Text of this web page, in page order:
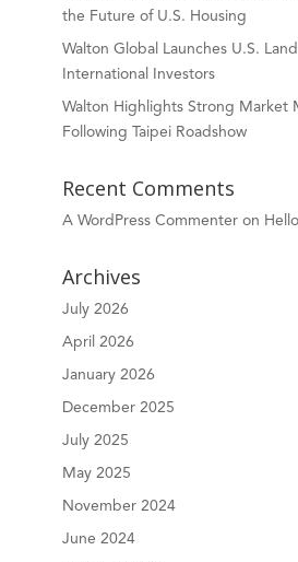
the Future of U.S. Housing
Walton Global Launches U.S.
International Investors
Walton Highlights Strong Market
Following Taipei Roadshow
Recent Comments
A WordPress Commenteron
Archives
July 2026
April 2026
January 2026
December 2025
July 2025
May 2025
November 2024
June 2024